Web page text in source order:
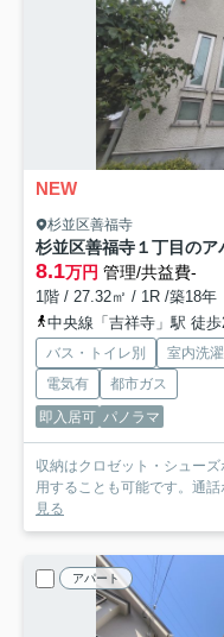
NEW
杉並区善福寺
杉並区善福寺１丁目のア
8.1万円 管理/共益費-
1階 / 27.32㎡ / 1R /築18年
中央線「吉祥寺」駅 徒
バス・トイレ別 室内洗
電気有
都市ガス
即入居可 パノラマ
収納はクロゼット・シュー
用することも可能です。通
見る
アパート